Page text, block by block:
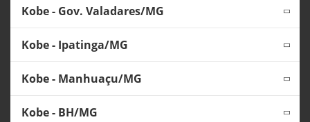
Kobe - Gov. Valadares/MG
Kobe - Ipatinga/MG
Kobe - Manhuaçu/MG
Kobe - BH/MG